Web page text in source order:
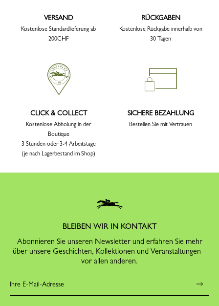
VERSAND
Kostenlose Standardlieferung ab
200CHF
RÜCKGABEN
Kostenlose Rückgabe innerhalb von
30 Tagen
CLICK & COLLECT
Kostenlose Abholung in der
Boutique
3 Stunden oder 3-4 Arbeitstage
(je nach Lagerbestand im Shop)
SICHERE BEZAHLUNG
Bestellen Sie mit Vertrauen
BLEIBEN WIR IN KONTAKT
Abonnieren Sie unseren Newsletter und erfahren Sie mehr
über unsere Geschichten, Kollektionen und Veranstaltungen –
vor allen anderen.